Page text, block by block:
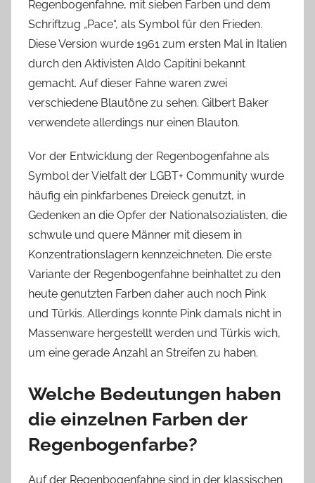
Regenbogenfahne, mit sieben Farben und dem
Schriftzug „Pace“, als Symbol für den Frieden.
Diese Version wurde 1961 zum ersten Mal in Italien
durch den Aktivisten Aldo Capitini bekannt
gemacht. Auf dieser Fahne waren zwei
verschiedene Blautöne zu sehen. Gilbert Baker
verwendete allerdings nur einen Blauton.
Vor der Entwicklung der Regenbogenfahne als
Symbol der Vielfalt der LGBT+ Community wurde
häufig ein pinkfarbenes Dreieck genutzt, in
Gedenken an die Opfer der Nationalsozialisten, die
schwule und quere Männer mit diesem in
Konzentrationslagern kennzeichneten. Die erste
Variante der Regenbogenfahne beinhaltet zu den
heute genutzten Farben daher auch noch Pink
und Türkis. Allerdings konnte Pink damals nicht in
Massenware hergestellt werden und Türkis wich,
um eine gerade Anzahl an Streifen zu haben.
Welche Bedeutungen haben
die einzelnen Farben der
Regenbogenfarbe?
Auf der Regenbogenfahne sind in der klassischen